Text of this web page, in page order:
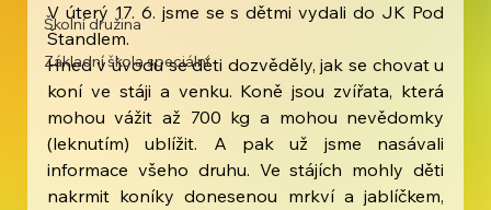
Školní družina
Základní škola speciální
V úterý 17. 6. jsme se s dětmi vydali do JK Pod
Štandlem.
Hned v úvodu se děti dozvěděly, jak se chovat u
koní ve stáji a venku. Koně jsou zvířata, která
mohou vážit až 700 kg a mohou nevědomky
(leknutím) ublížit. A pak už jsme nasávali
informace všeho druhu. Ve stájích mohly děti
nakrmit koníky donesenou mrkví a jablíčkem,